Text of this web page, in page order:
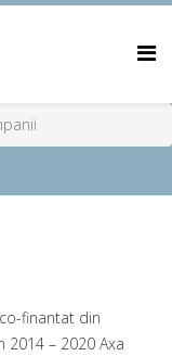
co-finantat din
2014 – 2020 Axa